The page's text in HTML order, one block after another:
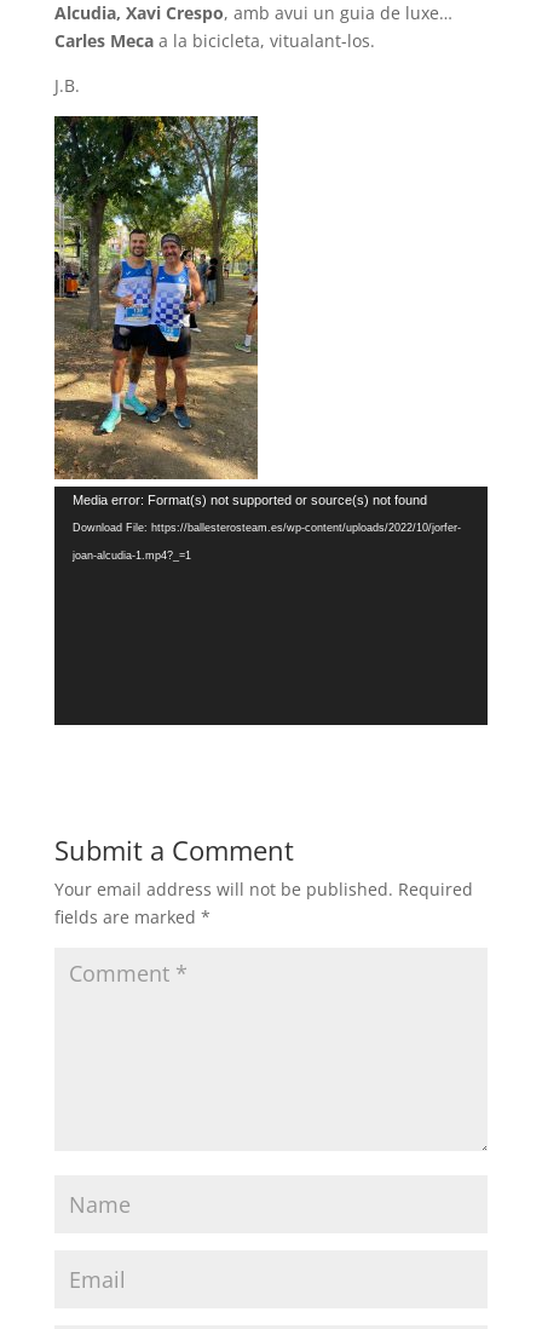
Alcudia, Xavi Crespo, amb avui un guia de luxe…
Carles Mecaa la bicicleta, vitualant-los.
J.B.
Video
Player
Media error: Format(s) not supported or source(s) not found
Download File: https://ballesterosteam.es/wp-content/uploads/2022/10/jorfer-
joan-alcudia-1.mp4?_=1
Submit a Comment
Your email address will not be published. Required
fields are marked *